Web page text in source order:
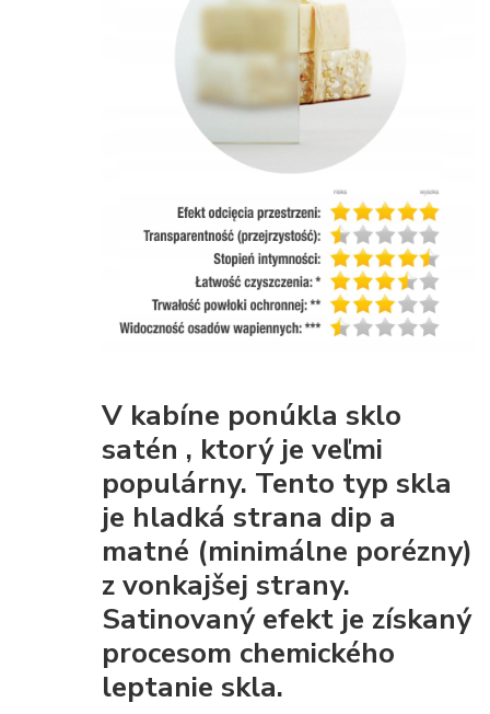
V kabíne ponúklasklo
satén , ktorý je veľmi
populárny. Tento typ skla
je hladká strana dip a
matné (minimálne porézny)
z vonkajšej strany.
Satinovaný efekt je získaný
procesom chemického
leptanie skla.